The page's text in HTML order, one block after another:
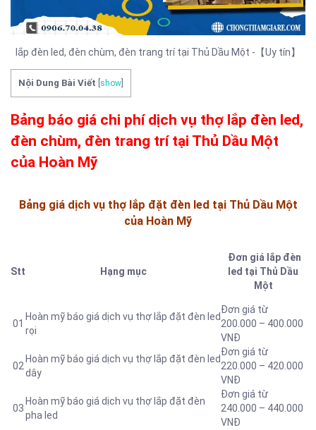
lắp đèn led, đèn chùm, đèn trang trí tại Thủ Dầu Một -【Uy tín】
Nội Dung Bài Viết show
Bảng báo giá chi phí dịch vụ thợ lắp đèn led,
đèn chùm, đèn trang trí tại Thủ Dầu Một
của Hoàn Mỹ
Bảng giá dịch vụ thợ lắp đặt đèn led tại Thủ Dầu Một
của Hoàn Mỹ
Stt Hạng mục
Đơn giá lắp đèn
led tại Thủ Dầu
Một
01
Hoàn mỹ báo giá dịch vụ thợ lắp đặt đèn led
rọi
Đơn giá từ
200.000 – 400.000
VNĐ
02
Hoàn mỹ báo giá dịch vụ thợ lắp đặt đèn led
dây
Đơn giá từ
220.000 – 420.000
VNĐ
03
Hoàn mỹ báo giá dịch vụ thợ lắp đặt đèn
pha led
Đơn giá từ
240.000 – 440.000
VNĐ